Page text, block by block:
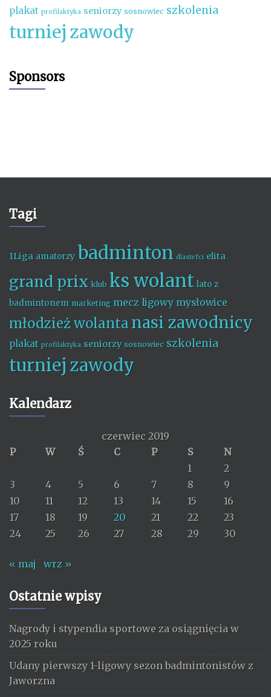
plakat profilaktyka seniorzy sosnowiec szkolenia
turniej zawody
Sponsors
Tagi
1Liga amatorzy badminton dlastefci elita
grand prix klub ks wolant lato z
badmintonem marketing mecz ligowy mysłowice
młodzież wolanta nasi zawodnicy
plakat profilaktyka seniorzy sosnowiec szkolenia
turniej zawody
Kalendarz
czerwiec 2019
P
W Ś C P S
N
1
2
3
4 5 6 7 8
9
10
11 12 13 14 15
16
17
18 19 20 21 22
23
24
25 26 27 28 29 30
« maj wrz »
Ostatnie wpisy
Nagrody i stypendia sportowe za osiągnięcia w
2025 roku
Udany pierwszy 1-ligowy sezon badmintonistów z
Jaworzna